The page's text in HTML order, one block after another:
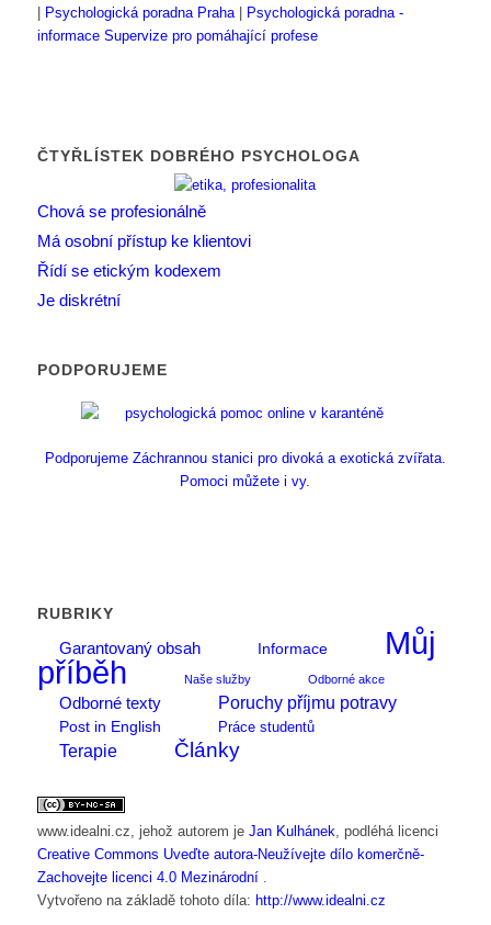
Psychologická poradna Praha|
Psychologická poradna -
informace Supervize pro pomáhající profese
ČTYŘLÍSTEK DOBRÉHO PSYCHOLOGA
Chová se profesionálně
Má osobní přístup ke klientovi
Řídí se etickým kodexem
Je diskrétní
PODPORUJEME
Podporujeme Záchrannou stanici pro divoká a exotická zvířata.
Pomoci můžete i vy.
RUBRIKY
Garantovaný obsah
Informace
Můj
příběh
Naše služby Odborné akce
Odborné texty Poruchy příjmu potravy
Post in English Práce studentů
Terapie Články
www.idealni.cz , jehož autorem je Jan Kulhánek , podléhá licenci
Creative Commons Uveďte autora-Neužívejte dílo komerčně-
Zachovejte licenci 4.0 Mezinárodní
Vytvořeno na základě tohoto díla: http://www.idealni.cz